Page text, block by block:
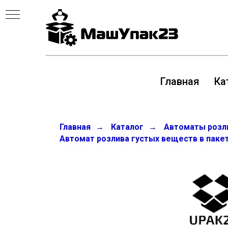
Главная
Главная → Каталог → Автоматы
Автомат розлива густых веществ в